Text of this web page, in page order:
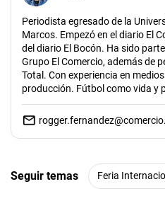
Periodista egresado de la
Marcos. Empezó en el diario El
del diario El Bocón. Ha sido
Grupo El Comercio, además de
Total. Con experiencia en
producción. Fútbol como vida y
Seguir temas Feria